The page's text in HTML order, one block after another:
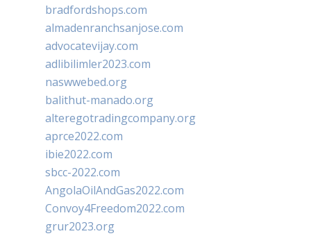
bradfordshops.com
almadenranchsanjose.com
advocatevijay.com
adlibilimler2023.com
naswwebed.org
balithut-manado.org
alteregotradingcompany.org
aprce2022.com
ibie2022.com
sbcc-2022.com
AngolaOilAndGas2022.com
Convoy4Freedom2022.com
grur2023.org